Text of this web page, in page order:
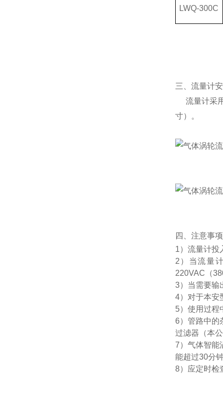
LWQ-300C
三、 流量计
流量计采
寸）。
四、注意事项
1）流量计投
2） 当流量
220VAC（
3）当需要输
4）对于本安
5）使用过程
6）管路中的
过滤器（本
7）气体智能
能超过30分
8）应定时检